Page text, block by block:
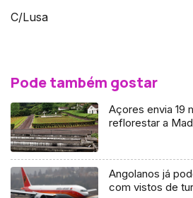
C/Lusa
Pode também gostar
Açores envia 19
reflorestar a
Angolanos já
com vistos de